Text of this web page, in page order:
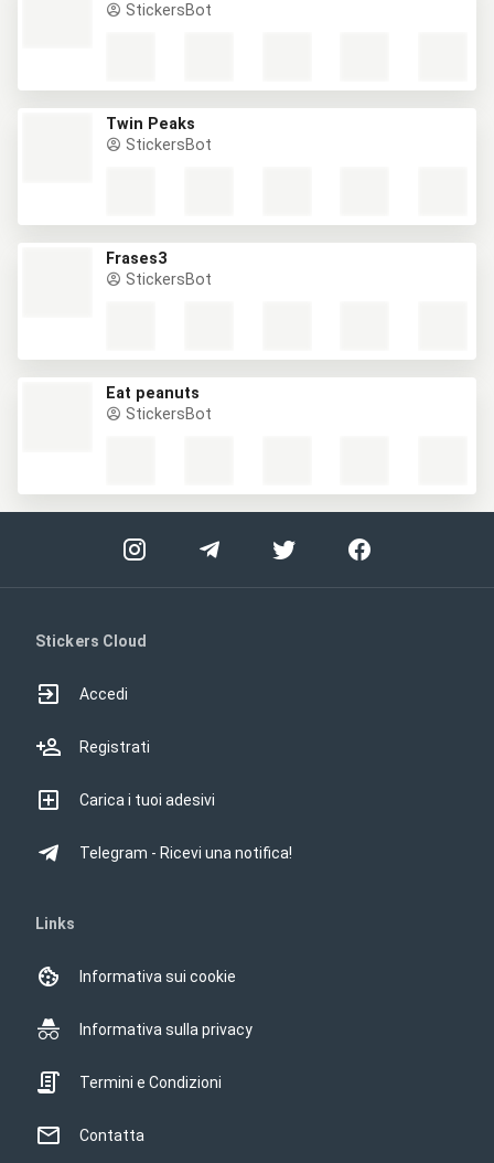
StickersBot
Twin Peaks
StickersBot
Frases3
StickersBot
Eat peanuts
StickersBot
Stickers Cloud
Accedi
Registrati
Carica i tuoi adesivi
Telegram - Ricevi una notifica!
Links
Informativa sui cookie
Informativa sulla privacy
Termini e Condizioni
Contatta